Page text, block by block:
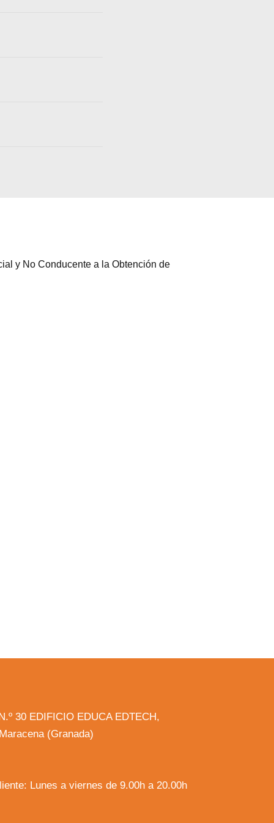
y No Conducente a la Obtención de
30 EDIFICIO EDUCA EDTECH,
(Granada)
Lunes a viernes de 9.00h a 20.00h